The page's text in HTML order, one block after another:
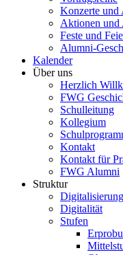
Konzerte und
Aktionen und
Feste und
Alumni-
Kalender
Über uns
Herzlich
FWG
Schulleitung
Kollegium
Kontakt
Kontakt für
FWG Alumni
Struktur
Digitalisierung
Digitalität
Stufen